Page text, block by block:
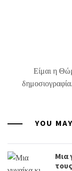
Είμαι η
YOU
Μια